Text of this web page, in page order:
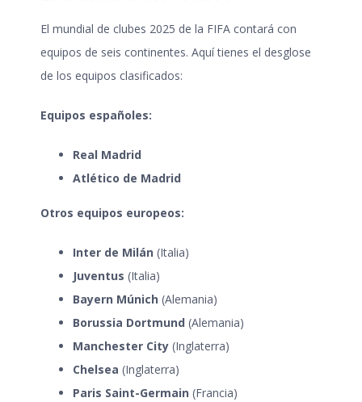
El mundial de clubes 2025 de la FIFA contará con
equipos de seis continentes. Aquí tienes el desglose
de los equipos clasificados:
Equipos españoles:
Real Madrid
Atlético de Madrid
Otros equipos europeos:
Inter de Milán (Italia)
Juventus (Italia)
Bayern Múnich (Alemania)
Borussia Dortmund (Alemania)
Manchester City (Inglaterra)
Chelsea (Inglaterra)
Paris Saint-Germain (Francia)